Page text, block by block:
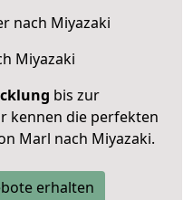
nach Miyazaki
Miyazaki
bis zur
kennen die perfekten
Marl nach Miyazaki.
erhalten